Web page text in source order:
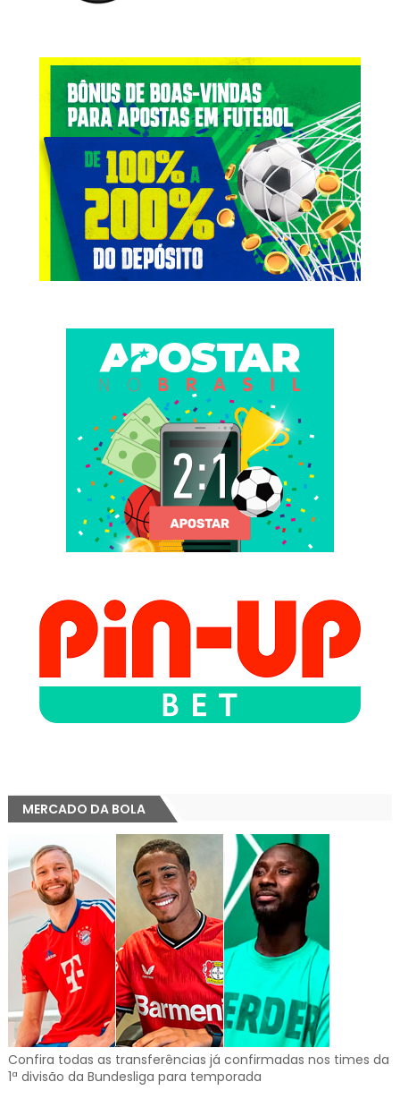
MERCADO DA BOLA
Confira todas as transferências já confirmadas nos times da
1ª divisão da Bundesliga para temporada